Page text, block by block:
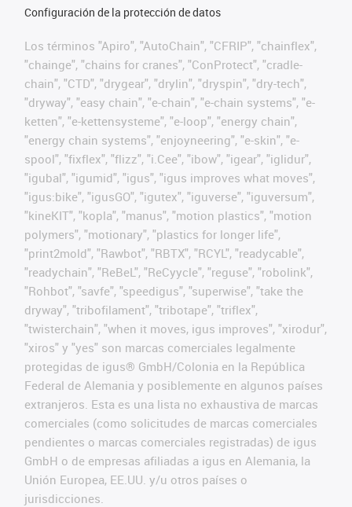
Configuración de la protección de datos
Los términos "Apiro", "AutoChain", "CFRIP", "chainflex",
"chainge", "chains for cranes", "ConProtect", "cradle-
chain", "CTD", "drygear", "drylin", "dryspin", "dry-tech",
"dryway", "easy chain", "e-chain", "e-chain systems", "e-
ketten", "e-kettensysteme", "e-loop", "energy chain",
"energy chain systems", "enjoyneering", "e-skin", "e-
spool", "fixflex", "flizz", "i.Cee", "ibow", "igear", "iglidur",
"igubal", "igumid", "igus", "igus improves what moves",
"igus:bike", "igusGO", "igutex", "iguverse", "iguversum",
"kineKIT", "kopla", "manus", "motion plastics", "motion
polymers", "motionary", "plastics for longer life",
"print2mold", "Rawbot", "RBTX", "RCYL", "readycable",
"readychain", "ReBeL", "ReCyycle", "reguse", "robolink",
"Rohbot", "savfe", "speedigus", "superwise", "take the
dryway", "tribofilament", "tribotape", "triflex",
"twisterchain", "when it moves, igus improves", "xirodur",
"xiros" y "yes" son marcas comerciales legalmente
protegidas de igus® GmbH/Colonia en la República
Federal de Alemania y posiblemente en algunos países
extranjeros. Esta es una lista no exhaustiva de marcas
comerciales (como solicitudes de marcas comerciales
pendientes o marcas comerciales registradas) de igus
GmbH o de empresas afiliadas a igus en Alemania, la
Unión Europea, EE.UU. y/u otros países o
jurisdicciones.